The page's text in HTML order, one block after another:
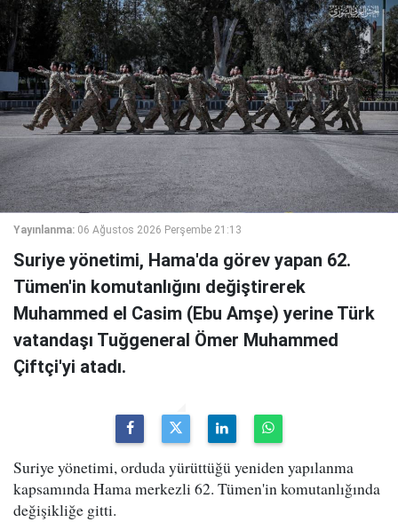
Yayınlanma: 06 Ağustos 2026 Perşembe 21:13
Suriye yönetimi, Hama'da görev yapan 62.
Tümen'in komutanlığını değiştirerek
Muhammed el Casim (Ebu Amşe) yerine Türk
vatandaşı Tuğgeneral Ömer Muhammed
Çiftçi'yi atadı.
Suriye yönetimi, orduda yürüttüğü yeniden yapılanma
kapsamında Hama merkezli 62. Tümen'in komutanlığında
değişikliğe gitti.